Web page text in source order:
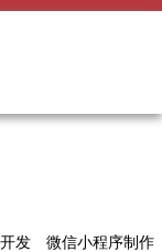
发 微信小程序制作